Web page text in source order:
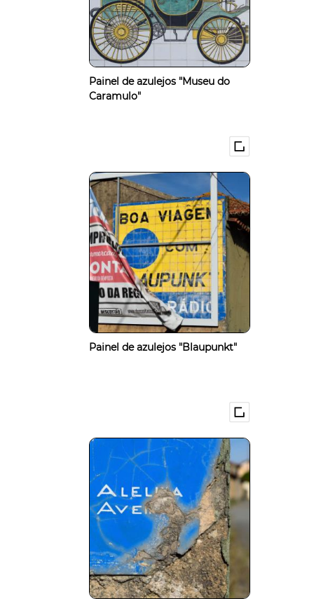
Painel de azulejos "Museu do
Caramulo"
Painel de azulejos "Blaupunkt"